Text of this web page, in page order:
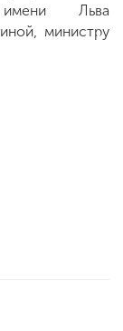
имени Льва
министру